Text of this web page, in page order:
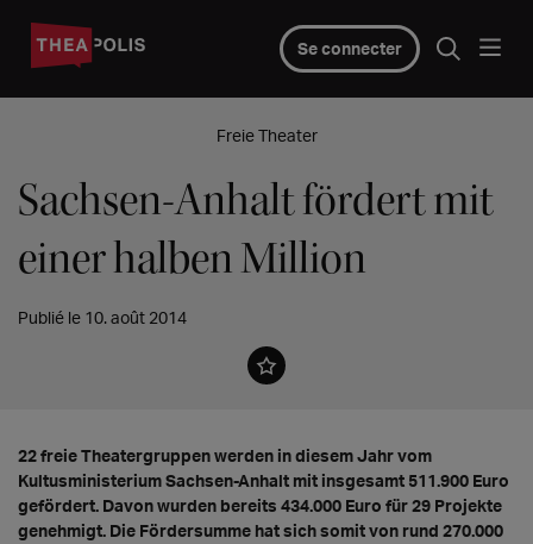
Se connecter
Freie Theater
Sachsen-Anhalt fördert mit
einer halben Million
Publié le 10. août 2014
22 freie Theatergruppen werden in diesem Jahr vom
Kultusministerium Sachsen-Anhalt mit insgesamt 511.900 Euro
gefördert. Davon wurden bereits 434.000 Euro für 29 Projekte
genehmigt. Die Fördersumme hat sich somit von rund 270.000